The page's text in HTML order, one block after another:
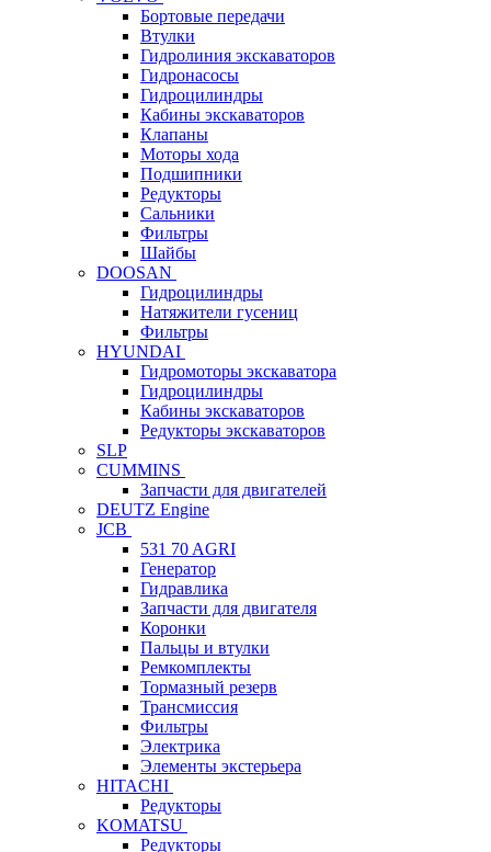
Бортовые передачи
Втулки
Гидролиния экскаваторов
Гидронасосы
Гидроцилиндры
Кабины экскаваторов
Клапаны
Моторы хода
Подшипники
Редукторы
Сальники
Фильтры
Шайбы
DOOSAN
Гидроцилиндры
Натяжители гусениц
Фильтры
HYUNDAI
Гидромоторы экскаватора
Гидроцилиндры
Кабины экскаваторов
Редукторы экскаваторов
SLP
CUMMINS
Запчасти для двигателей
DEUTZ Engine
JCB
531 70 AGRI
Генератор
Гидравлика
Запчасти для двигателя
Коронки
Пальцы и втулки
Ремкомплекты
Тормазный резерв
Трансмиссия
Фильтры
Электрика
Элементы экстерьера
HITACHI
Редукторы
KOMATSU
Редукторы